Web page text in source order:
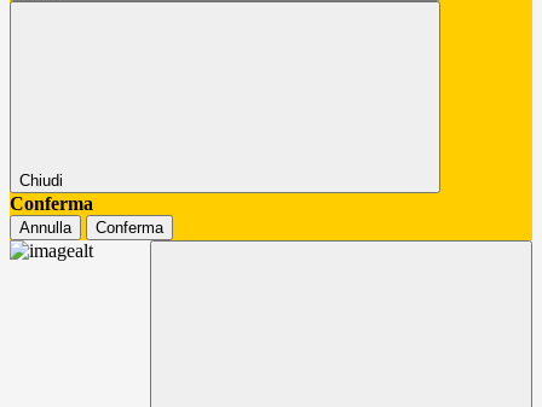
Chiudi
Conferma
Annulla Conferma